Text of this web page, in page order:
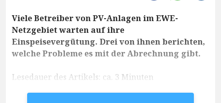
Viele Betreiber von PV-Anlagen im EWE-
Netzgebiet warten auf ihre
Einspeisevergütung. Drei von ihnen berichten,
welche Probleme es mit der Abrechnung gibt.
Lesedauer des Artikels: ca. 3 Minuten